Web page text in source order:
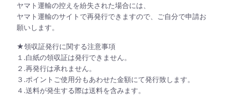
ヤマト運輸の控えを紛失された場合には、
ヤマト運輸のサイトで再発行できますので、ご自分で申請お
願いします。
★領収証発行に関する注意事項
１.白紙の領収証は発行できません。
２.再発行は承れません。
３.ポイントご使用分もあわせた金額にて発行致します。
４.送料が発生する際は送料を含みます。